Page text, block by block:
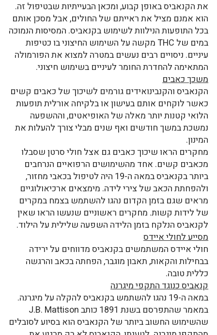
את הקנאביס באופן קבוע, ומכאן הבעייתיות שבטיפול זה.
הוא אמנם מציל את ראייתם של החולים, אבל מסכן אותם
בכל התופעות הנילוות לשימוש בקנאביס. המסיסות הנמוכה
במים של THC מקשה על השימוש החיצוני בו כטיפות
עיניים. ניסויים רבים נעשים במטרה למצוא את הפורמולה
המתאימה להחדרת החומר לעיניים בשימוש חיצוני.
משכך כאבים
הקנאביס והקנבינואידים גורמים לשיכוך של כאבים קשים
כאשר לוקחים אותם בעישון או בלקיחה אורלית תופעות
הלואי קטנות יותר מאלה של האופיאטים, וההשפעה
נמשכת במשך חודשים ואף שנים מבלי צורך להעלות את
המינון.
מחקרים הראו שיכוך כאבים גם אצל חולי סרטן שסבלו
מכאבים קשים. אחד מהשימושים הרפואיים הנרחבים
ביותר בקנאביס במאה ה-19 היה לטיפול בכאבי מחזור,
ולהפחתת הכאב של צירי לידה. מימצאים ארכיאולוגיים
מראים שגם בזמן הקדום נהגו להשתמש בצמח במקרים
של לידות קשות. מחקרים ראשוניים שנעשו הראו שאין
לקנאביס הנלקח בזמן הלידה השפעה שלילית על הילוד.
מסייע לחולי איידס
חולי איידס המשתמשים בקנאביס מדווחים על ירידה
בבחילות והקאות, תאבון מוגבר, הפחתה בכאב והרגשה
כללית טובה.
קנאביס כנוגד התקפי מיגרנה
במאה ה-19 נהגו להשתמש בקנאביס להקלה על מיגרנה.
במאמר שהתפרסם בשנת 1891 כותב J.B. Mattison
שהשימוש החשוב ביותר של הקנאביס הוא בסיוע לסובלים